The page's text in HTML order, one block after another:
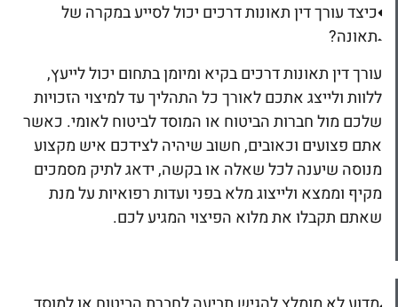
כיצד עורך דין תאונות דרכים יכול לסייע במקרה של
תאונה?
עורך דין תאונות דרכים בקיא ומיומן בתחום יכול לייעץ,
ללוות ולייצג אתכם לאורך כל התהליך עד למיצוי הזכויות
שלכם מול חברות הביטוח או המוסד לביטוח לאומי. כאשר
אתם פצועים וכאובים, חשוב שיהיה לצידכם איש מקצוע
מנוסה שיענה לכל שאלה או בקשה, ידאג לתיק מסמכים
מקיף וממצא ולייצוג מלא בפני ועדות רפואיות על מנת
שאתם תקבלו את מלוא הפיצוי המגיע לכם.